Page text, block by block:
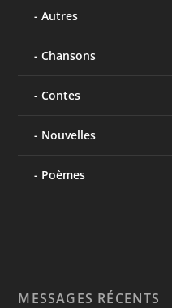
Autres
Chansons
Contes
Nouvelles
Poèmes
MESSAGES RÉCENTS